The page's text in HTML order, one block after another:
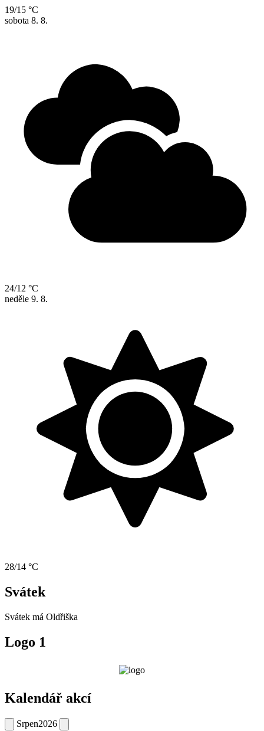
19/15 °C
sobota 8. 8.
24/12 °C
neděle 9. 8.
28/14 °C
Svátek
Svátek má Oldřiška
Logo 1
Kalendář akcí
Srpen2026